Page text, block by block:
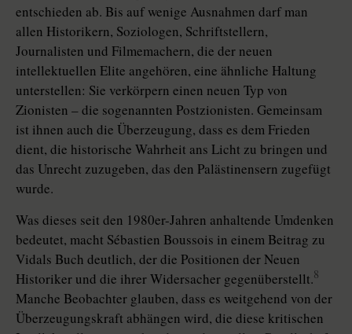
entschieden ab. Bis auf wenige Ausnahmen darf man
allen Historikern, Soziologen, Schriftstellern,
Journalisten und Filmemachern, die der neuen
intellektuellen Elite angehören, eine ähnliche Haltung
unterstellen: Sie verkörpern einen neuen Typ von
Zionisten – die sogenannten Postzionisten. Gemeinsam
ist ihnen auch die Überzeugung, dass es dem Frieden
dient, die historische Wahrheit ans Licht zu bringen und
das Unrecht zuzugeben, das den Palästinensern zugefügt
wurde.
Was dieses seit den 1980er-Jahren anhaltende Umdenken
bedeutet, macht Sébastien Boussois in einem Beitrag zu
Vidals Buch deutlich, der die Positionen der Neuen
Historiker und die ihrer Widersacher gegenüberstellt.8
Manche Beobachter glauben, dass es weitgehend von der
Überzeugungskraft abhängen wird, die diese kritischen